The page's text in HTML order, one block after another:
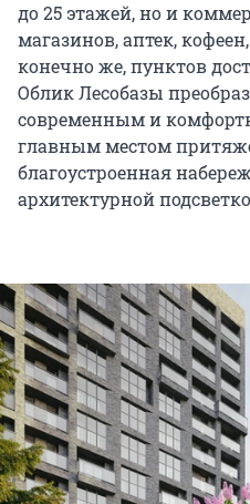
до 25 этажей, но и
магазинов, аптек,
конечно же, пунктов
Облик Лесобазы
современным и
главным местом
благоустроенная
архитектурной